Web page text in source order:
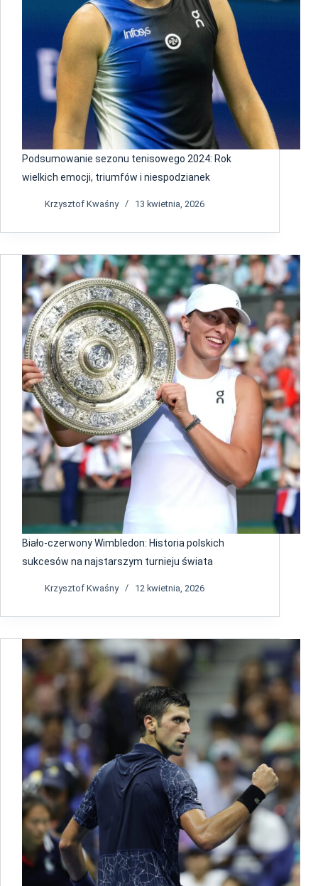
Podsumowanie sezonu tenisowego 2024: Rok
wielkich emocji, triumfów i niespodzianek
Krzysztof Kwaśny 13 kwietnia, 2026
Biało-czerwony Wimbledon: Historia polskich
sukcesów na najstarszym turnieju świata
Krzysztof Kwaśny 12 kwietnia, 2026